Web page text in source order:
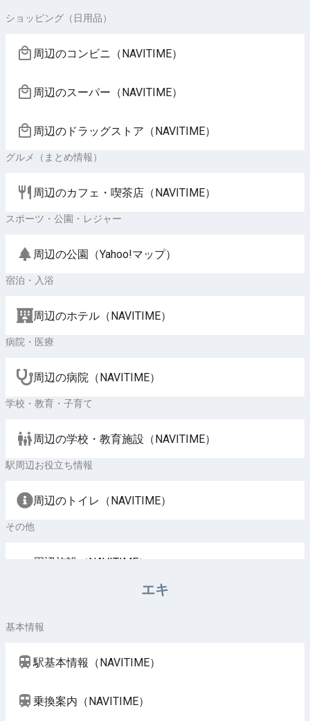
ショッピング（日用品）
周辺のコンビニ（NAVITIME）
周辺のスーパー（NAVITIME）
周辺のドラッグストア（NAVITIME）
グルメ（まとめ情報）
周辺のカフェ・喫茶店（NAVITIME）
スポーツ・公園・レジャー
周辺の公園（Yahoo!マップ）
宿泊・入浴
周辺のホテル（NAVITIME）
病院・医療
周辺の病院（NAVITIME）
学校・教育・子育て
周辺の学校・教育施設（NAVITIME）
駅周辺お役立ち情報
周辺のトイレ（NAVITIME）
その他
周辺施設（NAVITIME）
エキ
基本情報
駅基本情報（NAVITIME）
乗換案内（NAVITIME）